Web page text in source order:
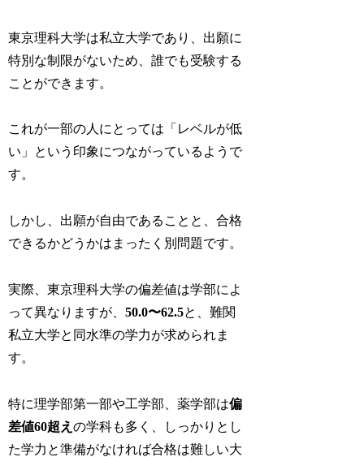
東京理科大学は私立大学であり、出願に
特別な制限がないため、誰でも受験する
ことができます。
これが一部の人にとっては「レベルが低
い」という印象につながっているようで
す。
しかし、出願が自由であることと、合格
できるかどうかはまったく別問題です。
実際、東京理科大学の偏差値は学部によ
って異なりますが、50.0〜62.5と、難関
私立大学と同水準の学力が求められま
す。
特に理学部第一部や工学部、薬学部は偏
差値60超えの学科も多く、しっかりとし
た学力と準備がなければ合格は難しい大